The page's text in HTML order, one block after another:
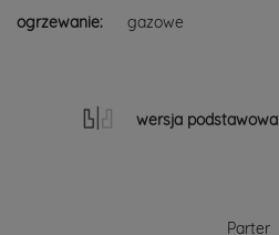
ogrzewanie: gazowe
wersja podstawowa
Parter